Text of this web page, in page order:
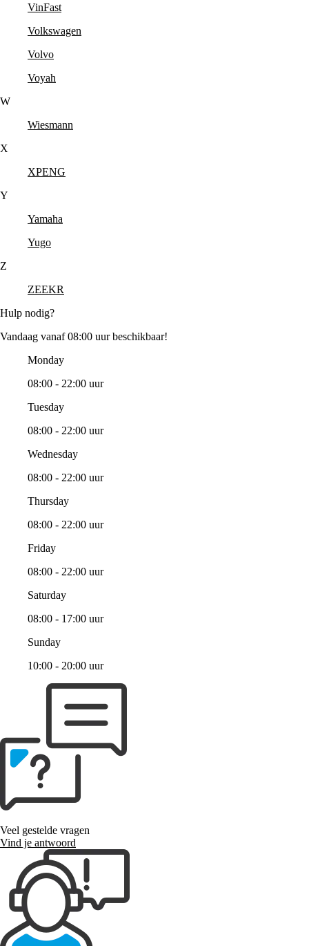
VinFast
Volkswagen
Volvo
Voyah
W
Wiesmann
X
XPENG
Y
Yamaha
Yugo
Z
ZEEKR
Hulp nodig?
Vandaag vanaf 08:00 uur beschikbaar!
Monday
08:00 - 22:00 uur
Tuesday
08:00 - 22:00 uur
Wednesday
08:00 - 22:00 uur
Thursday
08:00 - 22:00 uur
Friday
08:00 - 22:00 uur
Saturday
08:00 - 17:00 uur
Sunday
10:00 - 20:00 uur
Veel gestelde vragen
Vind je antwoord